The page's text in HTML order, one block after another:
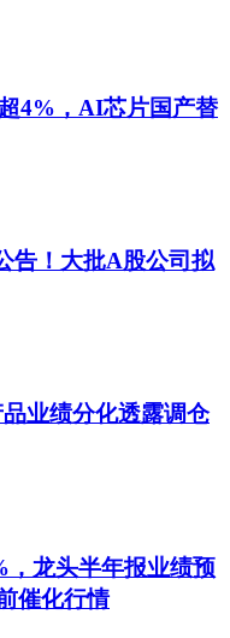
4%，AI芯片国产替
告！大批A股公司拟
业绩分化透露调仓
龙头半年报业绩预
催化行情